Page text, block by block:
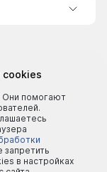
cookies
Они помогают
в настройках